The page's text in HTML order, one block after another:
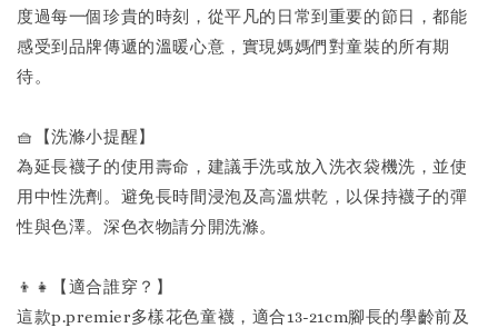
度過每一個珍貴的時刻，從平凡的日常到重要的節日，都能
感受到品牌傳遞的溫暖心意，實現媽媽們對童裝的所有期
待。
🧺【洗滌小提醒】
為延長襪子的使用壽命，建議手洗或放入洗衣袋機洗，並使
用中性洗劑。避免長時間浸泡及高溫烘乾，以保持襪子的彈
性與色澤。深色衣物請分開洗滌。
👦👧【適合誰穿？】
這款p.premier多樣花色童襪，適合13-21cm腳長的學齡前及